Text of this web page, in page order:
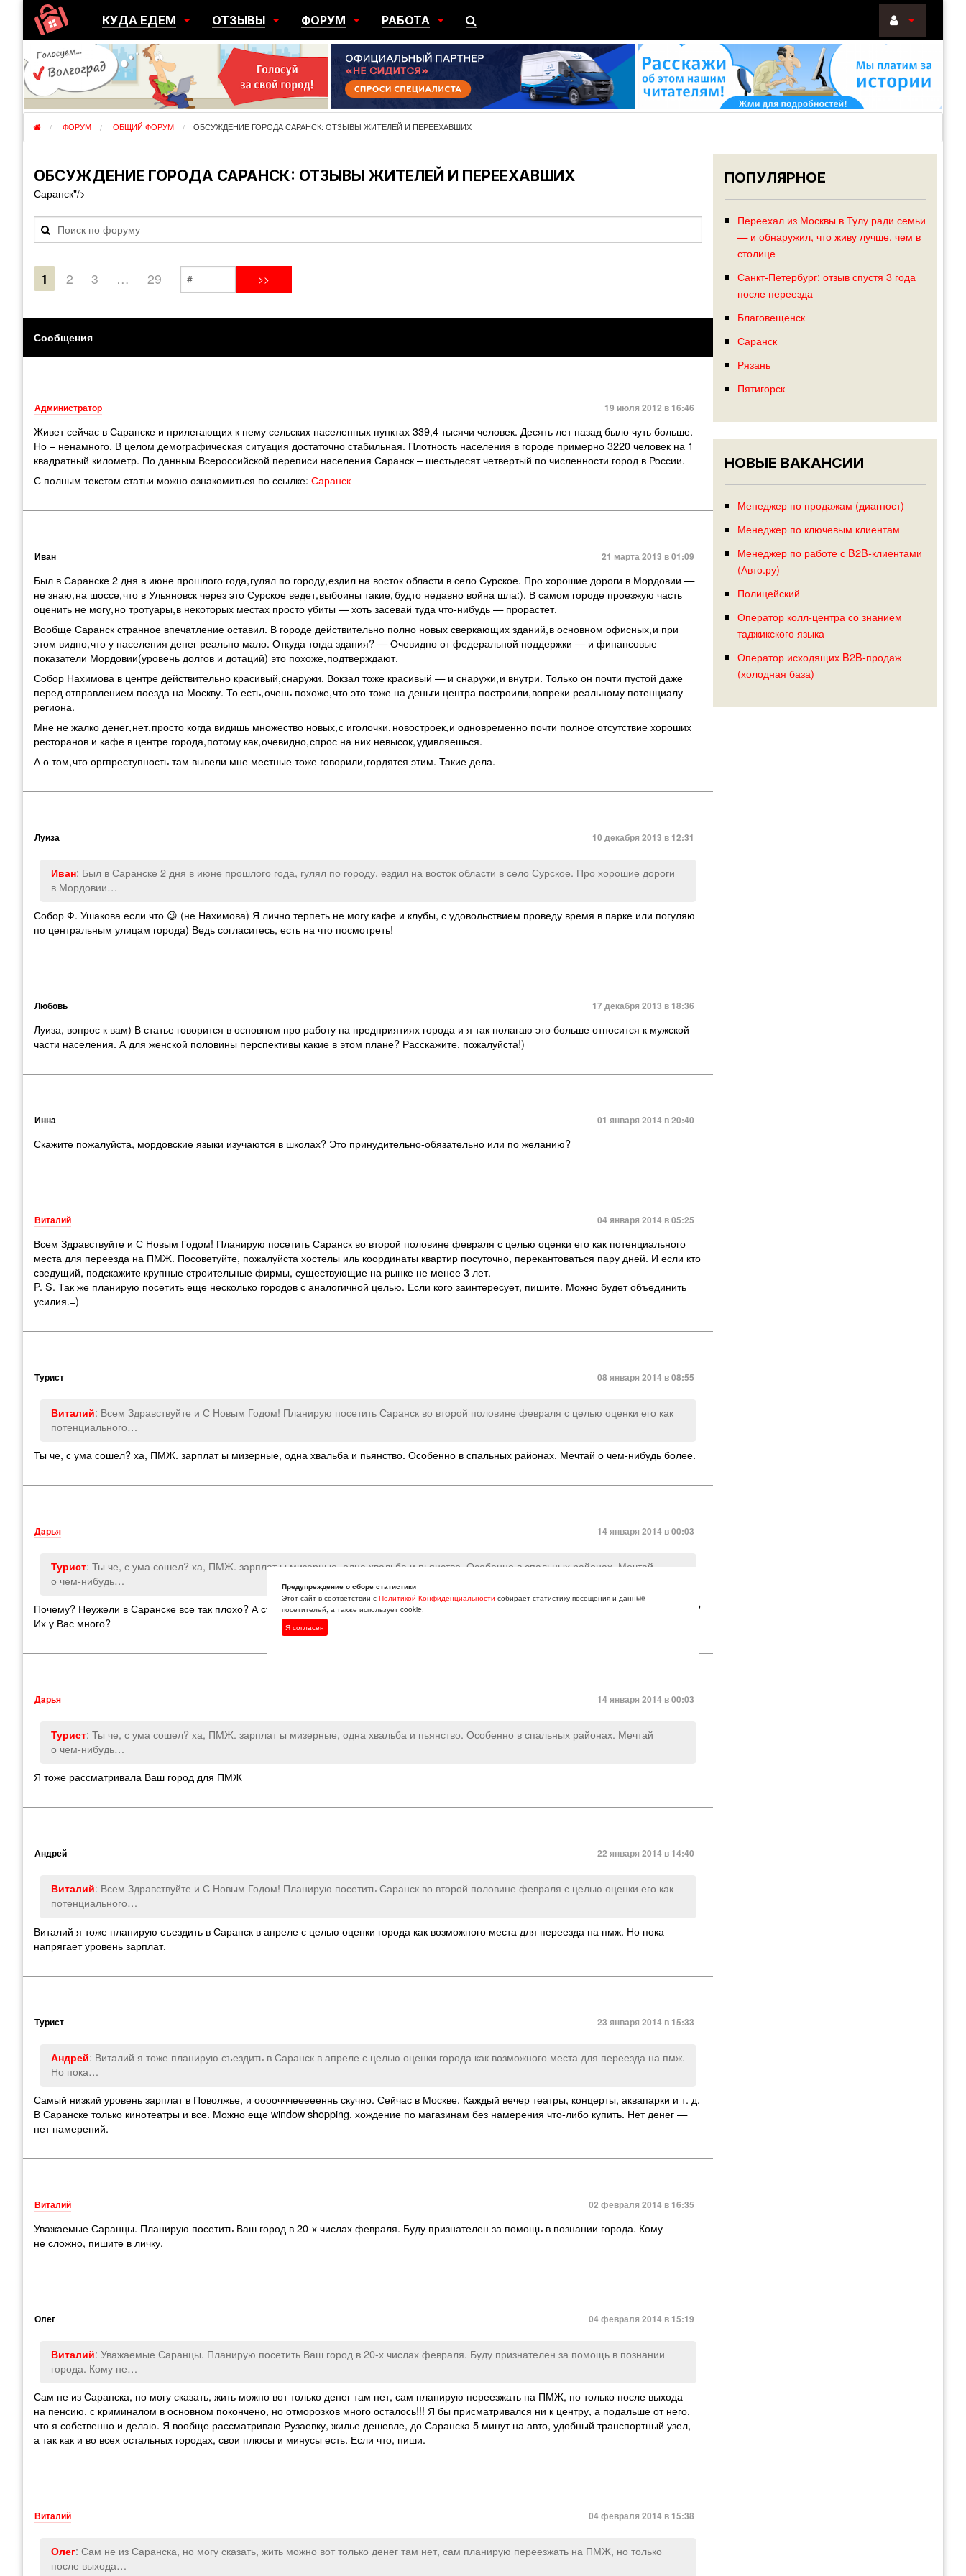
КУДА ЕДЕМ
ГОРОДА
РЕГИОНЫ
ОТЗЫВЫ
ПЕРЕЕЗДЫ
ЭМИГРАЦИЯ
ФОРУМ
ЮЖНЫЙ
РАБОТА
ПОИСК РАБОТЫ
РАЗМЕСТИТЬ ВАКАНСИЮ
Войти
ФОРУМ ОБЩИЙ ФОРУМ ОБСУЖДЕНИЕ ГОРОДА САРАНСК: ОТЗЫВЫ ЖИТЕЛЕЙ И ПЕРЕЕХАВШИХ
ОБСУЖДЕНИЕ ГОРОДА САРАНСК: ОТЗЫВЫ ЖИТЕЛЕЙ И ПЕРЕЕХАВШИХ
Саранск"/>
1 2 3 … 29
Сообщения
Администратор 19 июля 2012 в 16:46
Живет сейчас в Саранске и прилегающих к нему сельских населенных пунктах 339,4 тысячи человек. Десять лет назад было чуть больше.
Но – ненамного. В целом демографическая ситуация достаточно стабильная. Плотность населения в городе примерно 3220 человек на 1
квадратный километр. По данным Всероссийской переписи населения Саранск – шестьдесят четвертый по численности город в России.
С полным текстом статьи можно ознакомиться по ссылке: Саранск
Иван 21 марта 2013 в 01:09
Был в Саранске 2 дня в июне прошлого года,гулял по городу,ездил на восток области в село Сурское. Про хорошие дороги в Мордовии —
не знаю,на шоссе,что в Ульяновск через это Сурское ведет,выбоины такие,будто недавно война шла:). В самом городе проезжую часть
оценить не могу,но тротуары,в некоторых местах просто убиты — хоть засевай туда что-нибудь — прорастет.
Вообще Саранск странное впечатление оставил. В городе действительно полно новых сверкающих зданий,в основном офисных,и при
этом видно,что у населения денег реально мало. Откуда тогда здания? — Очевидно от федеральной поддержки — и финансовые
показатели Мордовии(уровень долгов и дотаций) это похоже,подтверждают.
Собор Нахимова в центре действительно красивый,снаружи. Вокзал тоже красивый — и снаружи,и внутри. Только он почти пустой даже
перед отправлением поезда на Москву. То есть,очень похоже,что это тоже на деньги центра построили,вопреки реальному потенциалу
региона.
Мне не жалко денег,нет,просто когда видишь множество новых,с иголочки,новостроек,и одновременно почти полное отсутствие хороших
ресторанов и кафе в центре города,потому как,очевидно,спрос на них невысок,удивляешься.
А о том,что оргпреступность там вывели мне местные тоже говорили,гордятся этим. Такие дела.
Луиза 10 декабря 2013 в 12:31
Иван: Был в Саранске 2 дня в июне прошлого года, гулял по городу, ездил на восток области в село Сурское. Про хорошие дороги
в Мордовии…
Собор Ф. Ушакова если что 😉 (не Нахимова) Я лично терпеть не могу кафе и клубы, с удовольствием проведу время в парке или погуляю
по центральным улицам города) Ведь согласитесь, есть на что посмотреть!
Любовь 17 декабря 2013 в 18:36
Луиза, вопрос к вам) В статье говорится в основном про работу на предприятиях города и я так полагаю это больше относится к мужской
части населения. А для женской половины перспективы какие в этом плане? Расскажите, пожалуйста!)
Инна 01 января 2014 в 20:40
Скажите пожалуйста, мордовские языки изучаются в школах? Это принудительно-обязательно или по желанию?
Виталий 04 января 2014 в 05:25
Всем Здравствуйте и С Новым Годом! Планирую посетить Саранск во второй половине февраля с целью оценки его как потенциального
места для переезда на ПМЖ. Посоветуйте, пожалуйста хостелы иль координаты квартир посуточно, перекантоваться пару дней. И если кто
сведущий, подскажите крупные строительные фирмы, существующие на рынке не менее 3 лет.
P. S. Так же планирую посетить еще несколько городов с аналогичной целью. Если кого заинтересует, пишите. Можно будет объединить
усилия.=)
Турист 08 января 2014 в 08:55
Виталий: Всем Здравствуйте и С Новым Годом! Планирую посетить Саранск во второй половине февраля с целью оценки его как
потенциального…
Ты че, с ума сошел? ха, ПМЖ. зарплат ы мизерные, одна хвальба и пьянство. Особенно в спальных районах. Мечтай о чем-нибудь более.
Дaрья 14 января 2014 в 00:03
Турист: Ты че, с ума сошел? ха, ПМЖ. зарплат ы мизерные одна хвальба и пьянство. Особенно в спальных районах. Мечтай
о чем-нибудь…
Почему? Неужели в Саранске все так плохо? А статья вроде красивая получилась… Как обстоят дела с лицами кавказкой национальности?
Их у Вас много?
Дaрья 14 января 2014 в 00:03
Турист: Ты че, с ума сошел? ха, ПМЖ. зарплат ы мизерные, одна хвальба и пьянство. Особенно в спальных районах. Мечтай
о чем-нибудь…
Я тоже рассматривала Ваш город для ПМЖ
Андрей 22 января 2014 в 14:40
Виталий: Всем Здравствуйте и С Новым Годом! Планирую посетить Саранск во второй половине февраля с целью оценки его как
потенциального…
Виталий я тоже планирую съездить в Саранск в апреле с целью оценки города как возможного места для переезда на пмж. Но пока
напрягает уровень зарплат.
Турист 23 января 2014 в 15:33
Андрей: Виталий я тоже планирую съездить в Саранск в апреле с целью оценки города как возможного места для переезда на пмж.
Но пока…
Самый низкий уровень зарплат в Поволжье, и оооочччеееееннь скучно. Сейчас в Москве. Каждый вечер театры, концерты, аквапарки и т. д.
В Саранске только кинотеатры и все. Можно еще window shopping. хождение по магазинам без намерения что-либо купить. Нет денег —
нет намерений.
Виталий 02 февраля 2014 в 16:35
Уважаемые Саранцы. Планирую посетить Ваш город в 20-х числах февраля. Буду признателен за помощь в познании города. Кому
не сложно, пишите в личку.
Олег 04 февраля 2014 в 15:19
Виталий: Уважаемые Саранцы. Планирую посетить Ваш город в 20-х числах февраля. Буду признателен за помощь в познании
города. Кому не…
Сам не из Саранска, но могу сказать, жить можно вот только денег там нет, сам планирую переезжать на ПМЖ, но только после выхода
на пенсию, с криминалом в основном покончено, но отморозков много осталось!!! Я бы присматривался ни к центру, а подальше от него,
что я собственно и делаю. Я вообще рассматриваю Рузаевку, жилье дешевле, до Саранска 5 минут на авто, удобный транспортный узел,
а так как и во всех остальных городах, свои плюсы и минусы есть. Если что, пиши.
Виталий 04 февраля 2014 в 15:38
Олег: Сам не из Саранска, но могу сказать, жить можно вот только денег там нет, сам планирую переезжать на ПМЖ, но только
после выхода…
ПОПУЛЯРНОЕ
Переехал из Москвы в Тулу ради семьи
— и обнаружил, что живу лучше, чем в
столице
Санкт-Петербург: отзыв спустя 3 года
после переезда
Благовещенск
Саранск
Рязань
Пятигорск
НОВЫЕ ВАКАНСИИ
Менеджер по продажам (диагност)
Менеджер по ключевым клиентам
Менеджер по работе с B2B‑клиентами
(Авто.ру)
Полицейский
Оператор колл-центра со знанием
таджикского языка
Оператор исходящих B2B-продаж
(холодная база)
Предупреждение о сборе статистики
Этот сайт в соответствии с Политикой Конфиденциальности собирает статистику посещения и данные
посетителей, а также использует cookie.
Я согласен